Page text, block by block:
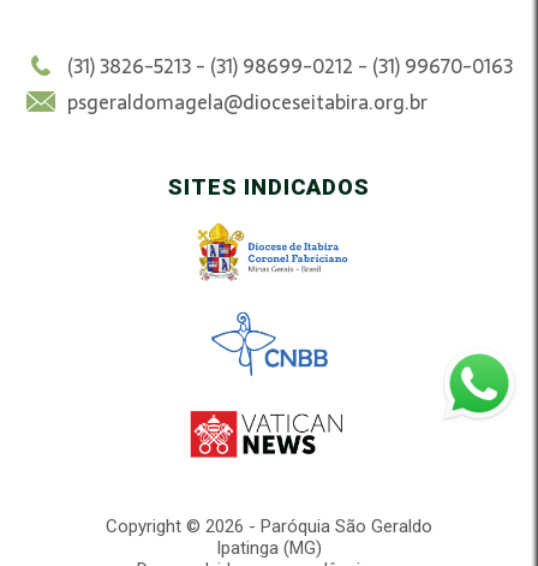
(31) 3826-5213 - (31) 98699-0212 - (31) 99670-0163
psgeraldomagela@dioceseitabira.org.br
SITES INDICADOS
Copyright © 2026 - Paróquia São Geraldo
Ipatinga (MG)